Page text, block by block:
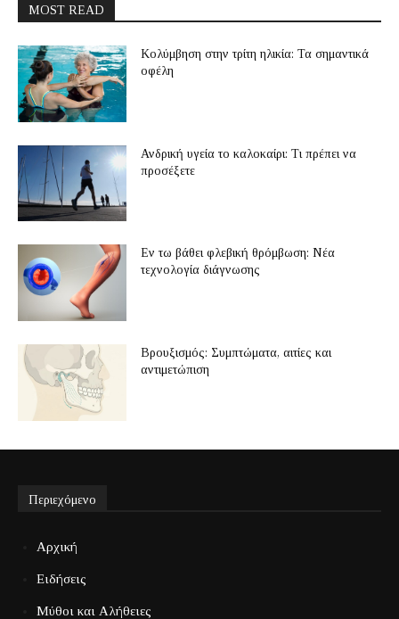
MOST READ
Κολύμβηση στην τρίτη ηλικία: Τα σημαντικά
οφέλη
Ανδρική υγεία το καλοκαίρι: Τι πρέπει να
προσέξετε
Εν τω βάθει φλεβική θρόμβωση: Νέα
τεχνολογία διάγνωσης
Βρουξισμός: Συμπτώματα, αιτίες και
αντιμετώπιση
Περιεχόμενο
Αρχική
Ειδήσεις
Μύθοι και Αλήθειες